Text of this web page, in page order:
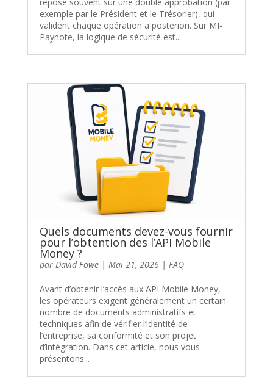
exemple par le Président et le Trésorier), qui
valident chaque opération a posteriori. Sur MI-
Paynote, la logique de sécurité est...
Quels documents devez-vous fournir
pour l’obtention des l’API Mobile
Money ?
par David Fowe| Mai 21, 2026| FAQ
Avant d’obtenir l’accès aux API Mobile Money,
les opérateurs exigent généralement un certain
nombre de documents administratifs et
techniques afin de vérifier l’identité de
l’entreprise, sa conformité et son projet
d’intégration. Dans cet article, nous vous
présentons...